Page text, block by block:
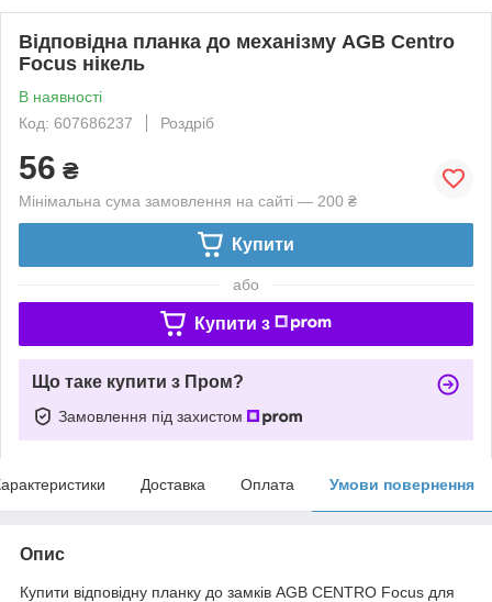
Відповідна планка до механізму AGB Centro
Focus нікель
В наявності
Код: 607686237
Роздріб
56 ₴
Мінімальна сума замовлення на сайті — 200 ₴
Купити
або
Купити з
Що таке купити з Пром?
Замовлення під захистом
Доставка Оплата Умови повернення
Опис
Купити відповідну планку до замків AGB CENTRO Focus для